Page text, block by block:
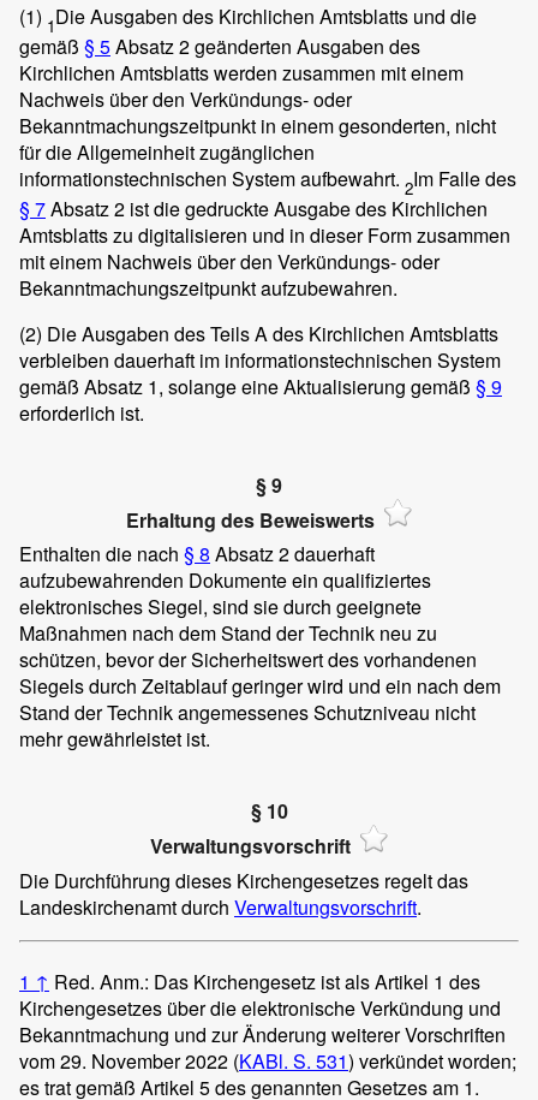
(1) 1Die Ausgaben des Kirchlichen Amtsblatts und die
gemäß § 5Absatz 2 geänderten Ausgaben des
Kirchlichen Amtsblatts werden zusammen mit einem
Nachweis über den Verkündungs- oder
Bekanntmachungszeitpunkt in einem gesonderten, nicht
für die Allgemeinheit zugänglichen
informationstechnischen System aufbewahrt. 2Im Falle des
§ 7Absatz 2 ist die gedruckte Ausgabe des Kirchlichen
Amtsblatts zu digitalisieren und in dieser Form zusammen
mit einem Nachweis über den Verkündungs- oder
Bekanntmachungszeitpunkt aufzubewahren.
(2) Die Ausgaben des Teils A des Kirchlichen Amtsblatts
verbleiben dauerhaft im informationstechnischen System
gemäß Absatz 1, solange eine Aktualisierung gemäß § 9
erforderlich ist.
§ 9
Erhaltung des Beweiswerts
Enthalten die nach § 8 Absatz 2 dauerhaft
aufzubewahrenden Dokumente ein qualifiziertes
elektronisches Siegel, sind sie durch geeignete
Maßnahmen nach dem Stand der Technik neu zu
schützen, bevor der Sicherheitswert des vorhandenen
Siegels durch Zeitablauf geringer wird und ein nach dem
Stand der Technik angemessenes Schutzniveau nicht
mehr gewährleistet ist.
§ 10
Verwaltungsvorschrift
Die Durchführung dieses Kirchengesetzes regelt das
Landeskirchenamt durch Verwaltungsvorschrift.
1 ↑ Red. Anm.: Das Kirchengesetz ist als Artikel 1 des
Kirchengesetzes über die elektronische Verkündung und
Bekanntmachung und zur Änderung weiterer Vorschriften
vom 29. November 2022 (KABl. S. 531) verkündet worden;
es trat gemäß Artikel 5 des genannten Gesetzes am 1.